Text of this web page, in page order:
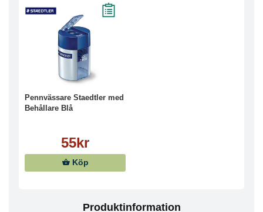
Pennvässare Staedtler med
Behållare Blå
55kr
Köp
Produktinformation